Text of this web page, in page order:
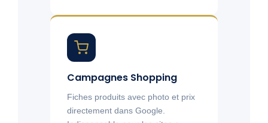
Campagnes Shopping
Fiches produits avec photo et prix
directement dans Google.